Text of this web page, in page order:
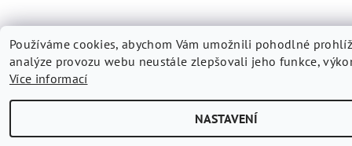
Používáme cookies, abychom Vám umožnili pohodlné
analýze provozu webu neustále zlepšovali jeho funkce,
Více informací
NASTAVENÍ